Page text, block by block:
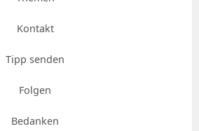
Kontakt
Tipp senden
Folgen
Bedanken